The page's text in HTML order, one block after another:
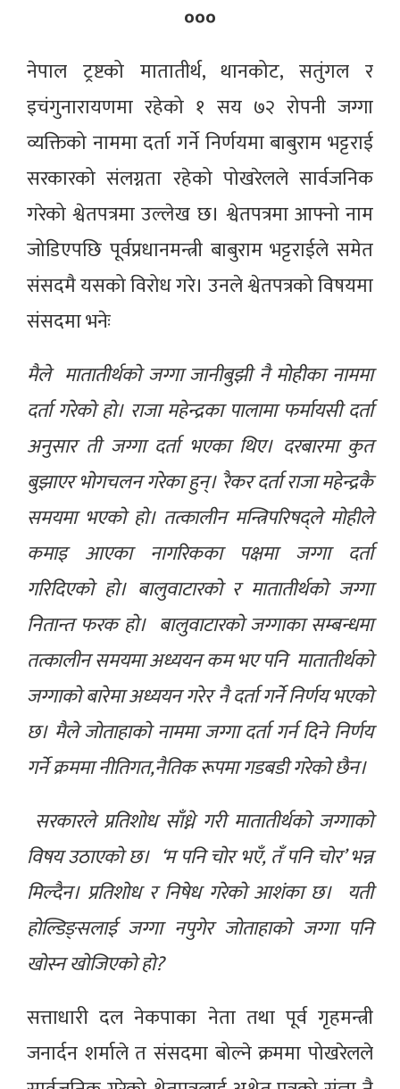
०००
नेपाल ट्रष्टको मातातीर्थ, थानकोट, सतुंगल र
इचंगुनारायणमा रहेको १ सय ७२ रोपनी जग्गा
व्यक्तिको नाममा दर्ता गर्ने निर्णयमा बाबुराम भट्टराई
सरकारको संलग्नता रहेको पोखरेलले सार्वजनिक
गरेको श्वेतपत्रमा उल्लेख छ। श्वेतपत्रमा आफ्नो नाम
जोडिएपछि पूर्वप्रधानमन्त्री बाबुराम भट्टराईले समेत
संसदमै यसको विरोध गरे। उनले श्वेतपत्रको विषयमा
संसदमा भनेः
मैले मातातीर्थको जग्गा जानीबुझी नै मोहीका नाममा
दर्ता गरेको हो। राजा महेन्द्रका पालामा फर्मायसी दर्ता
अनुसार ती जग्गा दर्ता भएका थिए। दरबारमा कुत
बुझाएर भोगचलन गरेका हुन्। रैकर दर्ता राजा महेन्द्रकै
समयमा भएको हो। तत्कालीन मन्त्रिपरिषद्ले मोहीले
कमाइ आएका नागरिकका पक्षमा जग्गा दर्ता
गरिदिएको हो। बालुवाटारको र मातातीर्थको जग्गा
नितान्त फरक हो। बालुवाटारको जग्गाका सम्बन्धमा
तत्कालीन समयमा अध्ययन कम भए पनि मातातीर्थको
जग्गाको बारेमा अध्ययन गरेर नै दर्ता गर्ने निर्णय भएको
छ। मैले जोताहाको नाममा जग्गा दर्ता गर्न दिने निर्णय
गर्ने क्रममा नीतिगत,नैतिक रूपमा गडबडी गरेको छैन।
सरकारले प्रतिशोध साँध्ने गरी मातातीर्थको जग्गाको
विषय उठाएको छ। ‘म पनि चोर भएँ, तँ पनि चोर’ भन्न
मिल्दैन। प्रतिशोध र निषेध गरेको आशंका छ। यती
होल्डिङ्सलाई जग्गा नपुगेर जोताहाको जग्गा पनि
खोस्न खोजिएको हो?
सत्ताधारी दल नेकपाका नेता तथा पूर्व गृहमन्त्री
जनार्दन शर्माले त संसदमा बोल्ने क्रममा पोखरेलले